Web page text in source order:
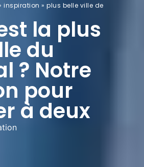
inspiration » plus belle ville de
la plus
du
? Notre
pour
à deux